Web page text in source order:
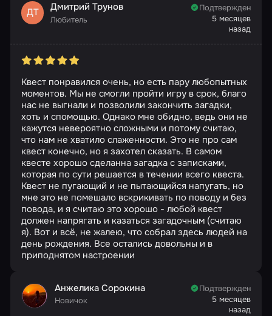
ДТ Дмитрий Трунов
Любитель
Подтвержден
5 месяцев
назад
Квест понравился очень, но есть пару любопытных
моментов. Мы не смогли пройти игру в срок, благо
нас не выгнали и позволили закончить загадки,
хоть и спомощью. Однако мне обидно, ведь они не
кажутся невероятно сложными и потому считаю,
что нам не хватило слаженности. Это не про сам
квест конечно, но я захотел сказать. В самом
квесте хорошо сделанна загадка с записками,
которая по сути решается в течении всего квеста.
Квест не пугающий и не пытающийся напугать, но
мне это не помешало вскрикивать по поводу и без
повода, и я считаю это хорошо - любой квест
должен напрягать и казаться загадочным (считаю
я). Вот и всё, не жалею, что собрал здесь людей на
день рождения. Все остались довольны и в
приподнятом настроении
Анжелика Сорокина
Новичок
Подтвержден
5 месяцев
назад